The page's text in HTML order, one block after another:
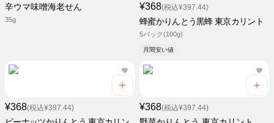
辛ウマ味噌海老せん
35g
¥368(税込¥397.44)
蜂蜜かりんとう黒蜂 東京カリント
5パック(100g)
月間安い値
¥368(税込¥397.44) ¥368(税込¥397.44)